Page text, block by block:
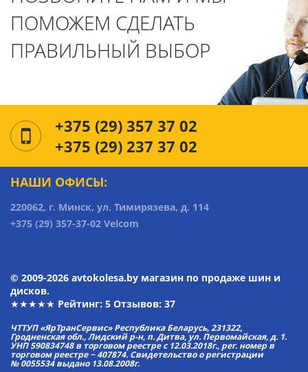
ПОМОЖЕМ СДЕЛАТЬ
ПРАВИЛЬНЫЙ ВЫБОР
+375 (29) 357 37 02
+375 (29) 237 37 02
НАШИ ОФИСЫ:
220062, г. Минск, ул. Тимирязева, д. 114
+375 (29) 357-37-02 Velcom
© 2009-2026 avtokolesa.by магазин по продаже шин и
дисков.
★★★★★ Рейтинг: 5 Отзывов: 37
ЧТТУП «ЯрТранСервис» Республика Беларусь, 231322,
Гродненская обл., Лидский р-н, п. Дитва, ул. Первомайская, д. 1.
УНП 590834748 в торговом реестре с 12.03.2018г., рег. номер в
торговом реестре − 407874. Свидетельство о регистрации
№ 0055534 выдано 13.08.2008г.